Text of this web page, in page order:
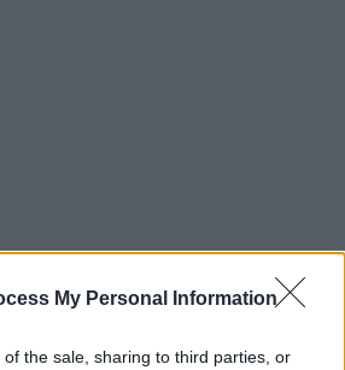
My Personal Information
the sale, sharing to third parties, or